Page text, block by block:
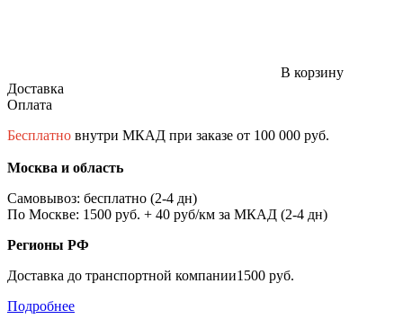
В корзину
Доставка
Оплата
Бесплатно внутри МКАД при заказе от 100 000 руб.
Москва и область
Самовывоз: бесплатно (2-4 дн)
По Москве: 1500 руб. + 40 руб/км за МКАД (2-4 дн)
Регионы РФ
Доставка до транспортной компании1500 руб.
Подробнее